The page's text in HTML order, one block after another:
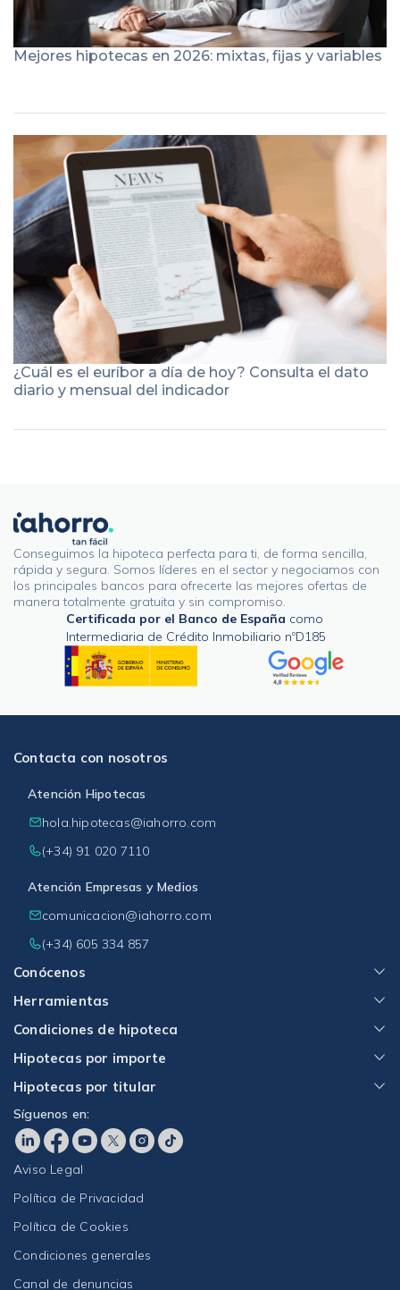
Mejores hipotecas en 2026: mixtas, fijas y variables
¿Cuál es el euríbor a día de hoy? Consulta el dato
diario y mensual del indicador
Conseguimos la hipoteca perfecta para ti, de forma sencilla,
rápida y segura. Somos líderes en el sector y negociamos con
los principales bancos para ofrecerte las mejores ofertas de
manera totalmente gratuita y sin compromiso.
Certificada por el Banco de España como
Intermediaria de Crédito Inmobiliario nºD185
Conócenos
Herramientas
Condiciones de hipoteca
Hipotecas por importe
Hipotecas por titular
Contacta con nosotros
Atención Hipotecas
hola.hipotecas@iahorro.com
(+34) 91 020 7110
Atención Empresas y Medios
comunicacion@iahorro.com
(+34) 605 334 857
Síguenos en:
Aviso Legal
Política de Privacidad
Política de Cookies
Condiciones generales
Canal de denuncias